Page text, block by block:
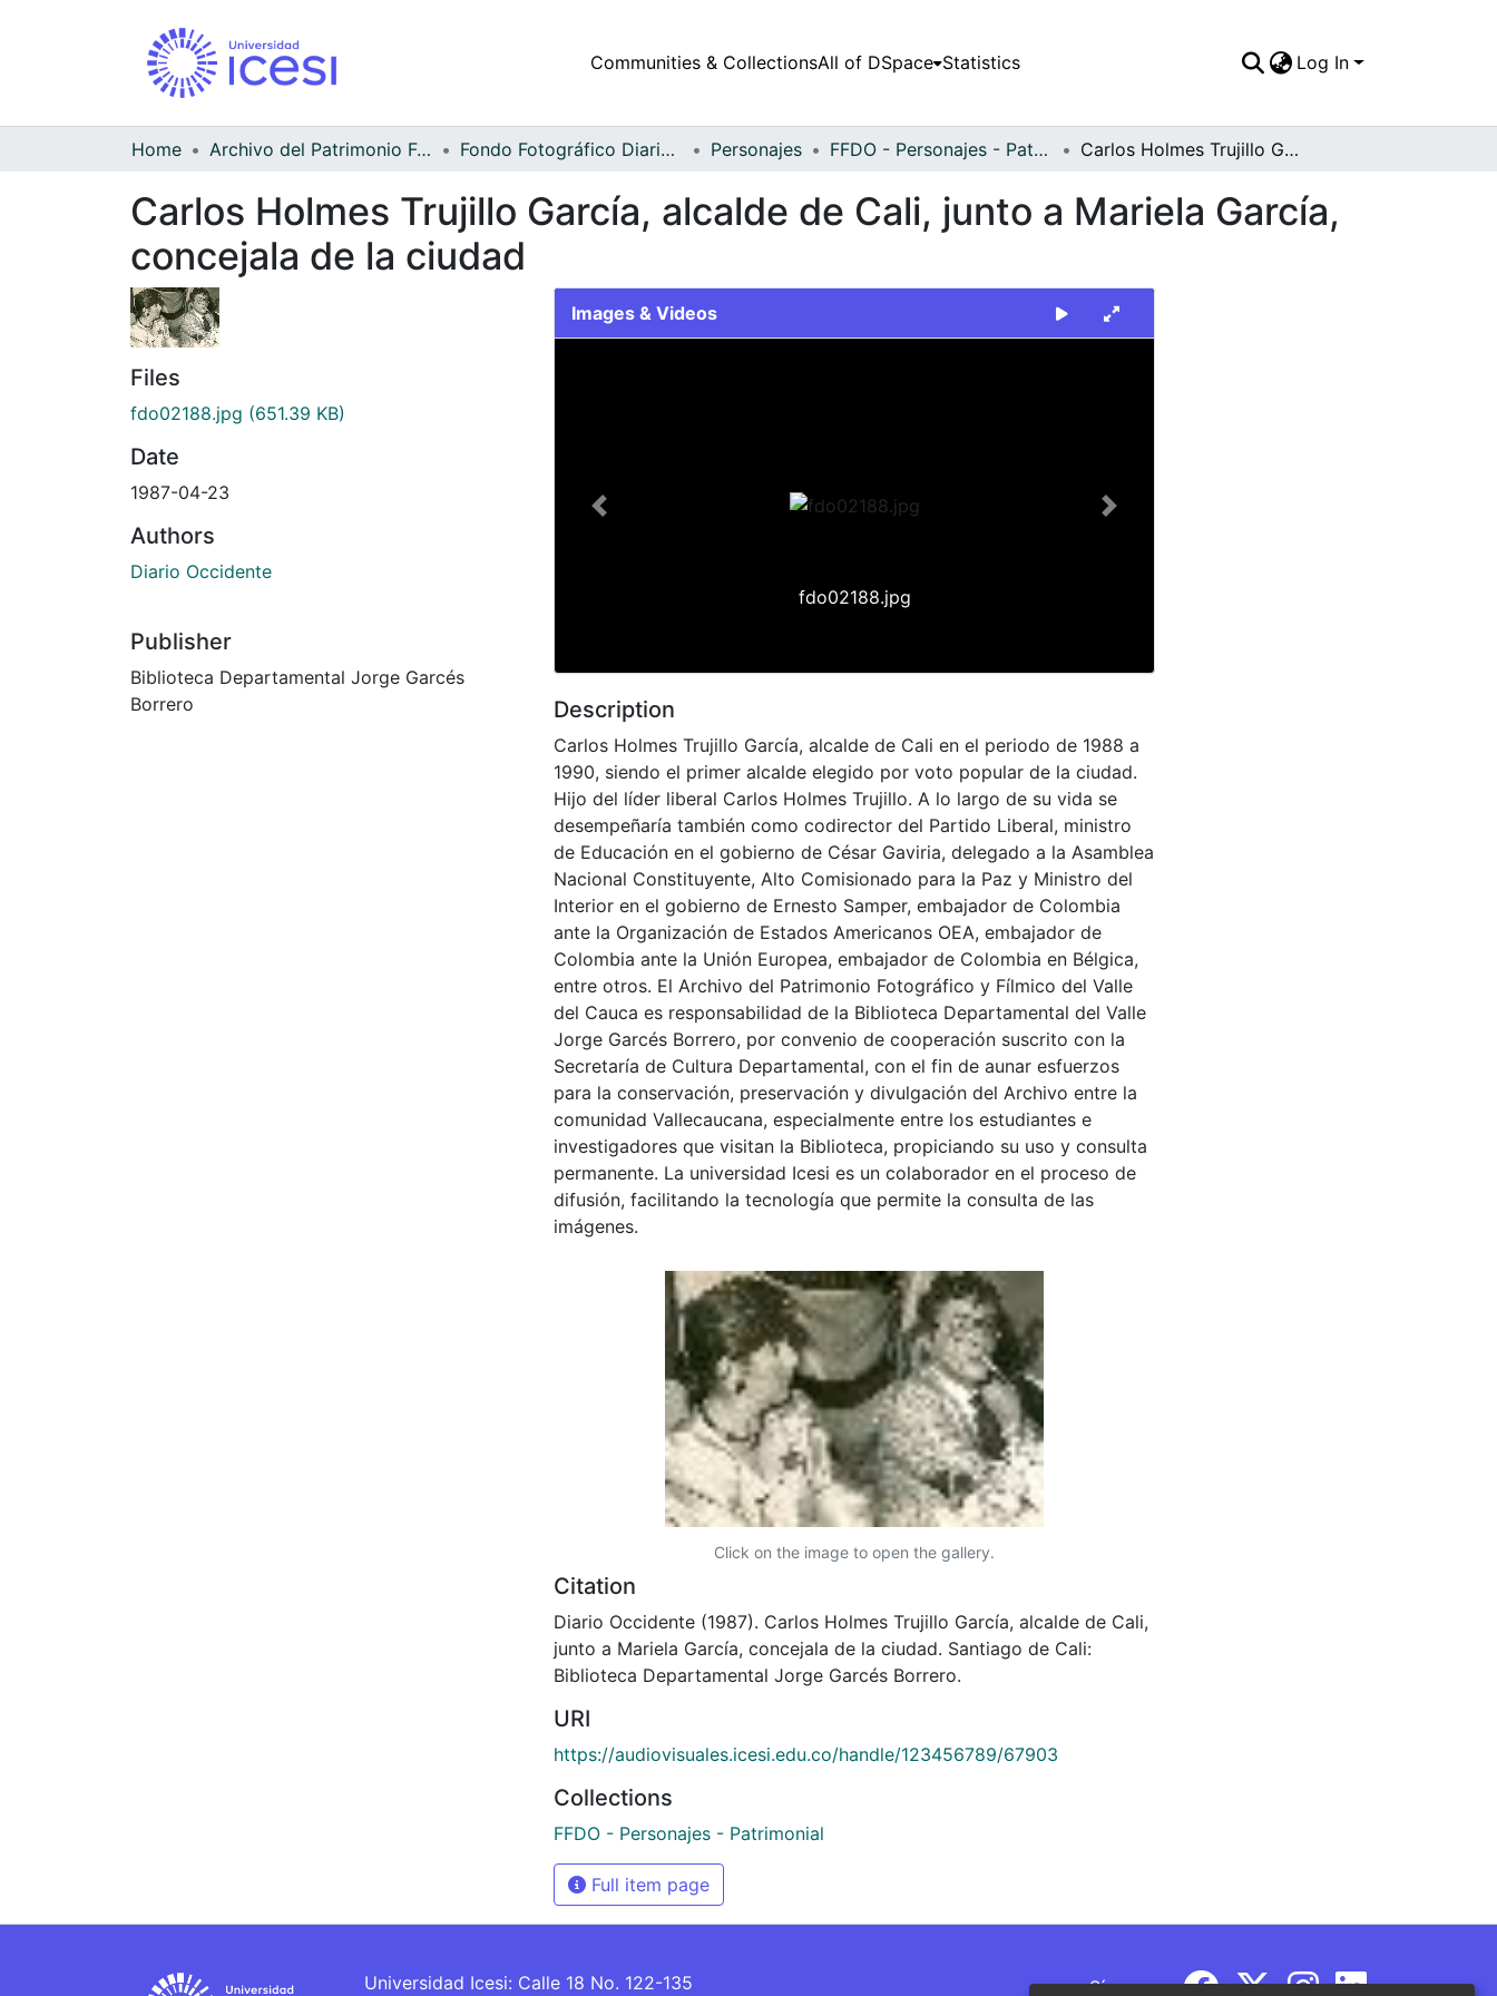
Communities & CollectionsAll of DSpace Statistics Log In
Home Archivo del Patrimonio Fotográfico y Fílmico del Valle del Cauca Fondo Fotográfico Diario Occidente Personajes FFDO - Personajes - Patrimonial Carlos Holmes Trujillo García, alcalde de Cali, junto a Mariela García, concejala de la ciudad
Carlos Holmes Trujillo García, alcalde de Cali, junto a Mariela García,
concejala de la ciudad
Files
fdo02188.jpg (651.39 KB)
Date
1987-04-23
Authors
Diario Occidente
Publisher
Biblioteca Departamental Jorge Garcés
Borrero
Images & Videos
fdo02188.jpg
Previous Next
Description
Carlos Holmes Trujillo García, alcalde de Cali en el periodo de 1988 a
1990, siendo el primer alcalde elegido por voto popular de la ciudad.
Hijo del líder liberal Carlos Holmes Trujillo. A lo largo de su vida se
desempeñaría también como codirector del Partido Liberal, ministro
de Educación en el gobierno de César Gaviria, delegado a la Asamblea
Nacional Constituyente, Alto Comisionado para la Paz y Ministro del
Interior en el gobierno de Ernesto Samper, embajador de Colombia
ante la Organización de Estados Americanos OEA, embajador de
Colombia ante la Unión Europea, embajador de Colombia en Bélgica,
entre otros. El Archivo del Patrimonio Fotográfico y Fílmico del Valle
del Cauca es responsabilidad de la Biblioteca Departamental del Valle
Jorge Garcés Borrero, por convenio de cooperación suscrito con la
Secretaría de Cultura Departamental, con el fin de aunar esfuerzos
para la conservación, preservación y divulgación del Archivo entre la
comunidad Vallecaucana, especialmente entre los estudiantes e
investigadores que visitan la Biblioteca, propiciando su uso y consulta
permanente. La universidad Icesi es un colaborador en el proceso de
difusión, facilitando la tecnología que permite la consulta de las
imágenes.
Click on the image to open the gallery.
Citation
Diario Occidente (1987). Carlos Holmes Trujillo García, alcalde de Cali,
junto a Mariela García, concejala de la ciudad. Santiago de Cali:
Biblioteca Departamental Jorge Garcés Borrero.
URI
https://audiovisuales.icesi.edu.co/handle/123456789/67903
Collections
FFDO - Personajes - Patrimonial
Full item page
Universidad Icesi: Calle 18 No. 122-135 Síguenos